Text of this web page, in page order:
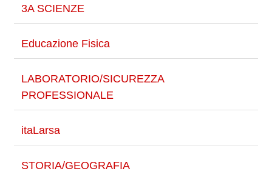
3A SCIENZE
Educazione Fisica
LABORATORIO/SICUREZZA
PROFESSIONALE
itaLarsa
STORIA/GEOGRAFIA